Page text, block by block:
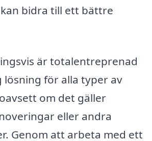
bidra till ett bättre
är totalentreprenad
lösning för alla typer av
om det gäller
eller andra
Genom att arbeta med ett